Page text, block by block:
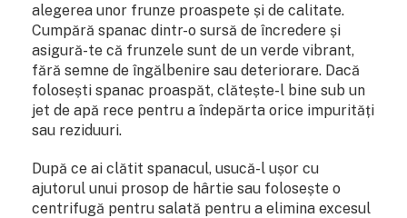
alegerea unor frunze proaspete și de calitate.
Cumpără spanac dintr-o sursă de încredere și
asigură-te că frunzele sunt de un verde vibrant,
fără semne de îngălbenire sau deteriorare. Dacă
folosești spanac proaspăt, clătește-l bine sub un
jet de apă rece pentru a îndepărta orice impurități
sau reziduuri.
După ce ai clătit spanacul, usucă-l ușor cu
ajutorul unui prosop de hârtie sau folosește o
centrifugă pentru salată pentru a elimina excesul